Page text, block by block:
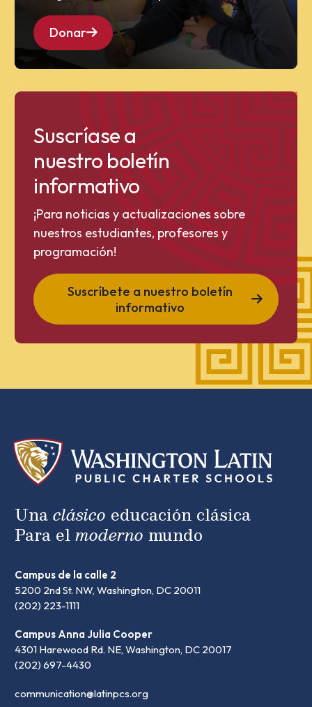
Donar
Suscríase a
nuestro boletín
informativo
¡Para noticias y actualizaciones sobre
nuestros estudiantes, profesores y
programación!
Suscríbete a nuestro boletín
informativo
Unaclásico educación clásica
Para elmoderno mundo
Campus de la calle 2
5200 2nd St. NW, Washington, DC 20011
(202) 223-1111
Campus Anna Julia Cooper
4301 Harewood Rd. NE, Washington, DC 20017
(202) 697-4430
communication@latinpcs.org